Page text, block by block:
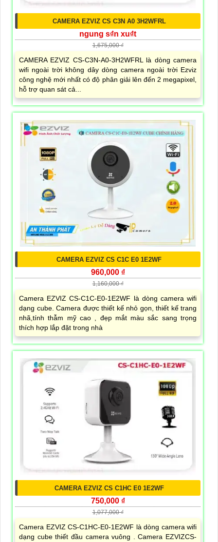
CAMERA EZVIZ CS C3N A0 3H2WFRL
ngung s₫n xu₫t
1,675,000 ₫
CAMERA EZVIZ CS-C3N-A0-3H2WFRL là dòng camera
wifi ngoài trời không dây dòng camera ngoài trời Ezviz
công nghệ mới nhất có độ phân giải lên đến 2 megapixel,
hỗ trợ quan sát cả...
CAMERA EZVIZ CS C1C E0 1E2WF
960,000 ₫
1,160,000 ₫
Camera EZVIZ CS-C1C-E0-1E2WF là dòng camera wifi
dạng cube. Camera được thiết kế nhỏ gọn, thiết kế trang
nhã,tính thẫm mỹ cao , đẹp mắt màu sắc sang trọng
thích hợp lắp đặt trong nhà
CAMERA EZVIZ CS C1HC E0 1E2WF
750,000 ₫
1,077,000 ₫
Camera EZVIZ CS-C1HC-E0-1E2WF là dòng camera wifi
dạng cube thiết đầu camera vuông . Camera EZVIZCS-